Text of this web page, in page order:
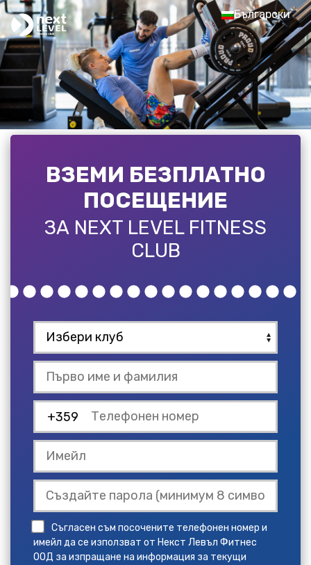
Български
ВЗЕМИ БЕЗПЛАТНО
ПОСЕЩЕНИЕ
ЗА NEXT LEVEL FITNESS
CLUB
+359
Съгласен съм посочените телефонен номер и
имейл да се използват от Некст Левъл Фитнес
ООД за изпращане на информация за текущи